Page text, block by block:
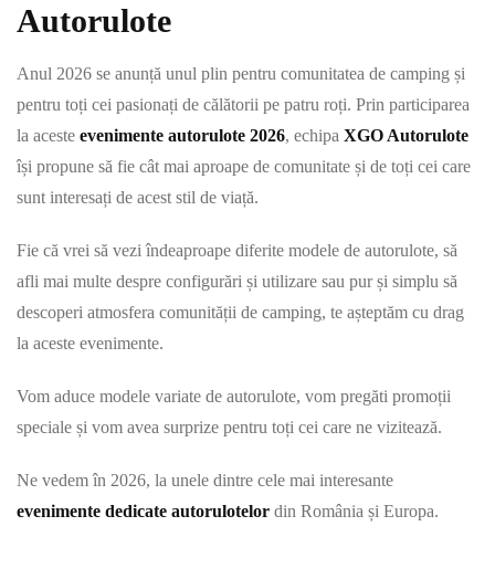
Autorulote
Anul 2026 se anunță unul plin pentru comunitatea de camping și
pentru toți cei pasionați de călătorii pe patru roți. Prin participarea
la aceste evenimente autorulote 2026, echipa XGO Autorulote
își propune să fie cât mai aproape de comunitate și de toți cei care
sunt interesați de acest stil de viață.
Fie că vrei să vezi îndeaproape diferite modele de autorulote, să
afli mai multe despre configurări și utilizare sau pur și simplu să
descoperi atmosfera comunității de camping, te așteptăm cu drag
la aceste evenimente.
Vom aduce modele variate de autorulote, vom pregăti promoții
speciale și vom avea surprize pentru toți cei care ne vizitează.
Ne vedem în 2026, la unele dintre cele mai interesante
evenimente dedicate autorulotelor din România și Europa.